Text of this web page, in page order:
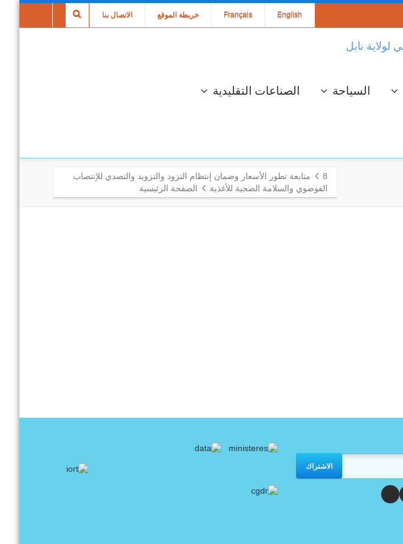
الاتصال بنا خريطة الموقع Français English
السياحة الصناعات التقليدية
8
متابعة تطور الأسعار وضمان إنتظام التزود والتزويد والتصدي للإنتصاب
الفوضوي والسلامة الصحية للأغذية
الصفحة الرئيسية
الاشتراك